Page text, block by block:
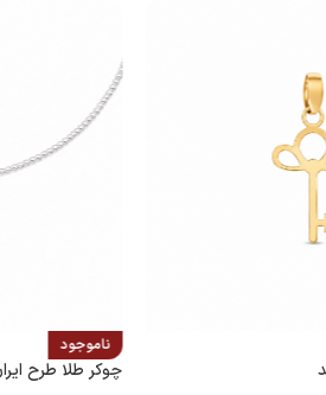
ناموجود
چوکر طلا طرح ایران